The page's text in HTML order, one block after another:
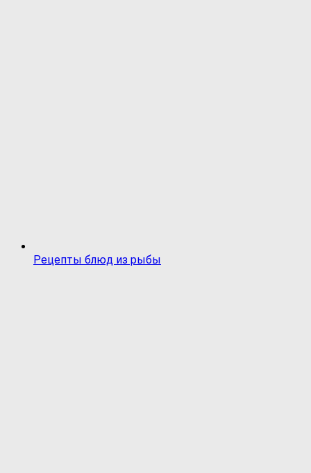
Рецепты блюд из рыбы